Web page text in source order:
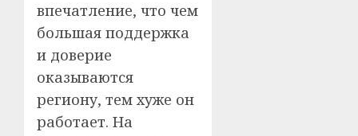
впечатление, что чем
большая поддержка
и доверие
оказываются
региону, тем хуже он
работает. На